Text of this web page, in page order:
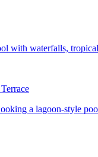
with waterfalls,
a lagoon-style